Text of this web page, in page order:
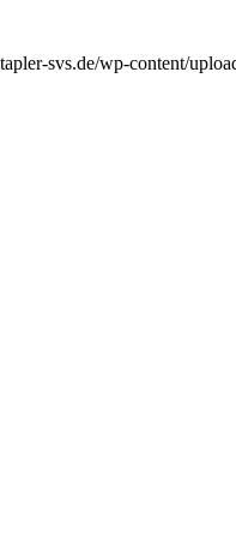
svs.de/wp-content/